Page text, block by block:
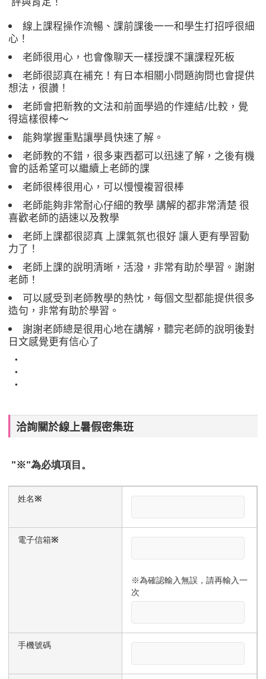
線上課程操作流暢、課前課後一一和學生打招呼很細
心！
老師很用心，也會像聊天一樣授課不讓課程死板
老師很認真在補充！有日本相關小問題詢問也會提供
想法，很讚！
老師會把新教的文法和前面學過的作連結/比較，覺
得這樣很棒～
能夠掌握重點讓學員快速了解。
老師教的不錯，很多東西都可以迅速了解，之後有機
會的話希望可以繼續上老師的課
老師很棒很用心，可以慢慢複習很棒
老師能夠非常耐心仔細的教學 講解的都非常清楚 很
喜歡老師的語速以及教學
老師上課都很認真 上課氣氛也很好 讓人更有學習動
力了！
老師上課的說明清晰，活潑，非常有助於學習。謝謝
老師！
可以感受到老師教學的熱忱，每個文型都能提供很多
造句，非常有助於學習。
謝謝老師總是很用心地在講解，聽完老師的說明後對
日文感覺更有信心了
・
・
・
洽詢關於線上暑假密集班
″※″為必填項目。
姓名※
電子信箱※
※為確認輸入無誤，請再輸入一
次
手機號碼